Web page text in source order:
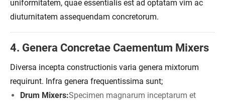
uniformitatem, quae essentialis est ad optatam vim ac
diuturnitatem assequendam concretorum.
4. Genera Concretae Caementum Mixers
Diversa incepta constructionis varia genera mixtorum
requirunt. Infra genera frequentissima sunt;
Drum Mixers:Specimen magnarum inceptarum et